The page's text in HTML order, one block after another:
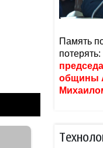
Память
потерять:
общины